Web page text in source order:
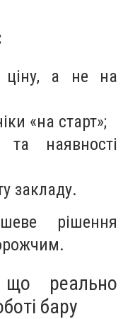
ціну, а не на
«на старт»;
та наявності
закладу.
рішення
що реально
бару